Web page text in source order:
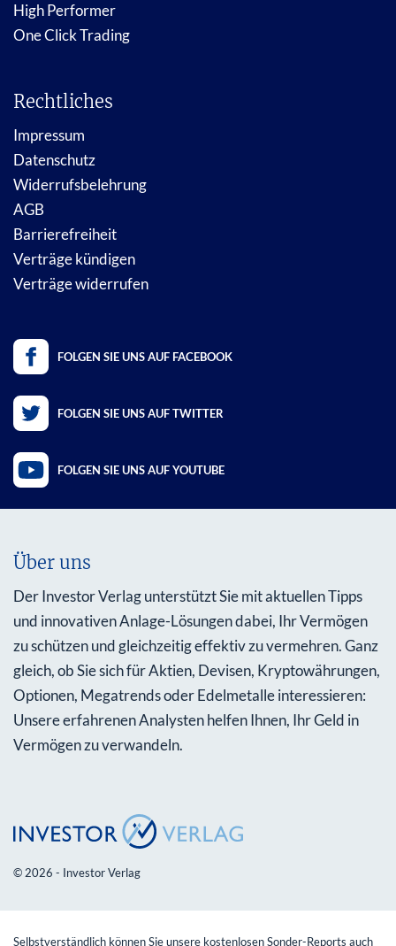
High Performer
One Click Trading
Rechtliches
Impressum
Datenschutz
Widerrufsbelehrung
AGB
Barrierefreiheit
Verträge kündigen
Verträge widerrufen
FOLGEN SIE UNS AUF FACEBOOK
FOLGEN SIE UNS AUF TWITTER
FOLGEN SIE UNS AUF YOUTUBE
Über uns
Der Investor Verlag unterstützt Sie mit aktuellen Tipps
und innovativen Anlage-Lösungen dabei, Ihr Vermögen
zu schützen und gleichzeitig effektiv zu vermehren. Ganz
gleich, ob Sie sich für Aktien, Devisen, Kryptowährungen,
Optionen, Megatrends oder Edelmetalle interessieren:
Unsere erfahrenen Analysten helfen Ihnen, Ihr Geld in
Vermögen zu verwandeln.
© 2026 - Investor Verlag
Selbstverständlich können Sie unsere kostenlosen Sonder-Reports auch